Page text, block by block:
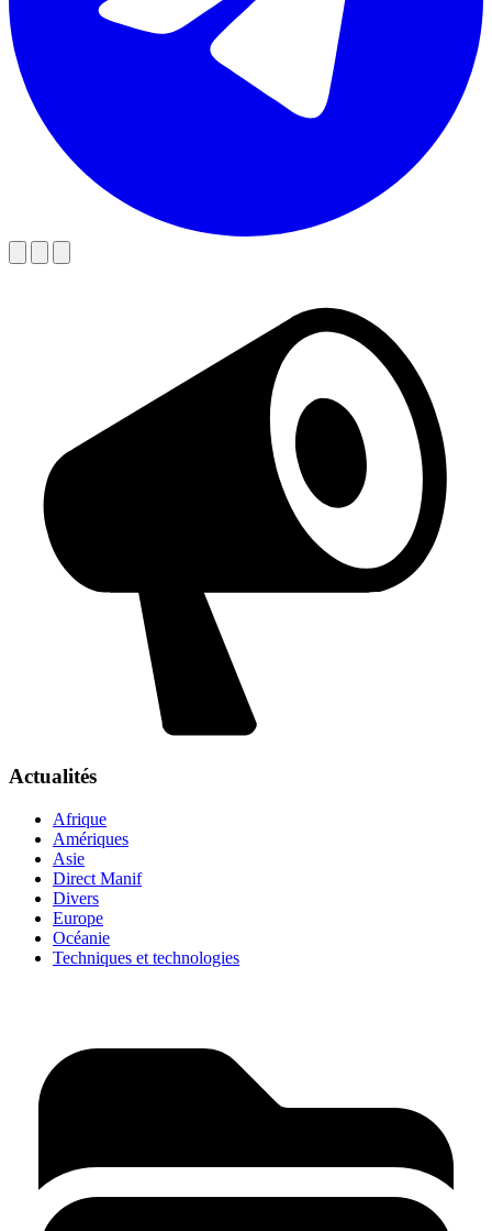
Actualités
Afrique
Amériques
Asie
Direct Manif
Divers
Europe
Océanie
Techniques et technologies